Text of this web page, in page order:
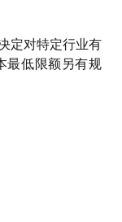
定对特定行业有
最低限额另有规